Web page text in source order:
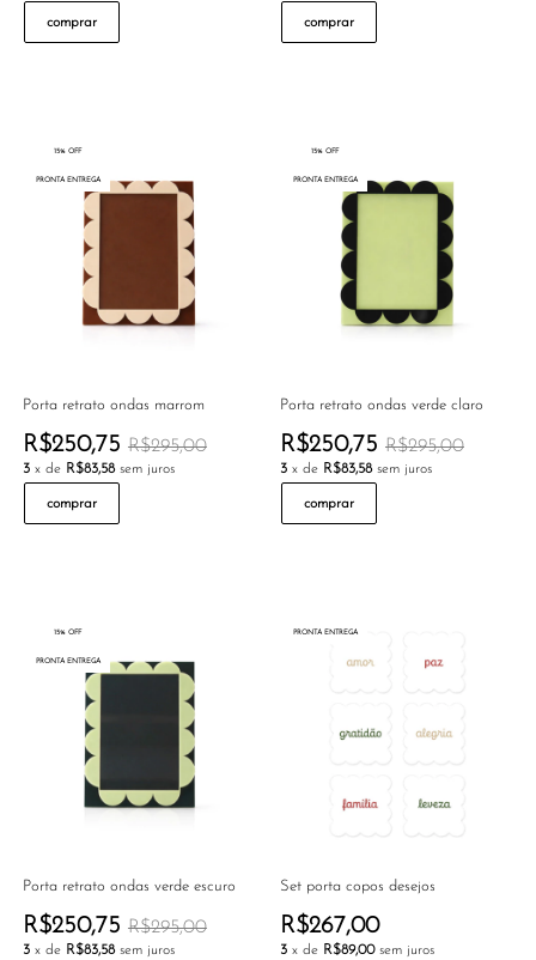
comprar comprar
15% OFF
PRONTA ENTREGA
Porta retrato ondas marrom
R$250,75 R$295,00
3 x de R$83,58 sem juros
comprar
15% OFF
PRONTA ENTREGA
Porta retrato ondas verde claro
R$250,75 R$295,00
3 x de R$83,58 sem juros
comprar
15% OFF
PRONTA ENTREGA
Porta retrato ondas verde escuro
R$250,75 R$295,00
3 x de R$83,58 sem juros
PRONTA ENTREGA
Set porta copos desejos
R$267,00
3 x de R$89,00 sem juros